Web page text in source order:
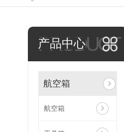
PRODUCT
产品中心
航空箱
航空箱